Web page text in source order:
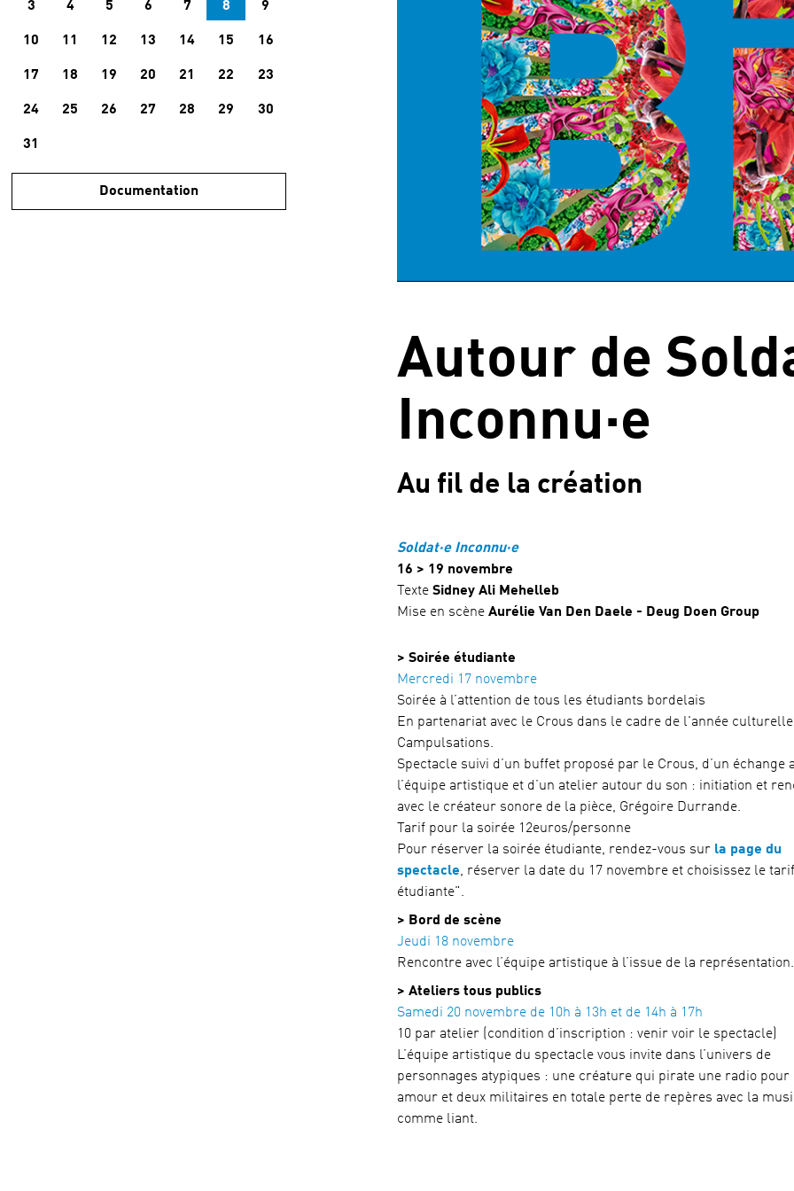
3 4 5 6 7 8 9
10 11 12 13 14 15 16
17 18 19 20 21 22 23
24 25 26 27 28 29 30
31
Documentation
Autour de
Inconnu·e
Au fil de la création
Soldat·e Inconnu·e
16 > 19 novembre
Texte Sidney Ali Mehelleb
Mise en scène Aurélie Van Den Daele - Deug Doen Group
> Soirée étudiante
Mercredi 17 novembre
Soirée à l’attention de tous les étudiants bordelais
En partenariat avec le Crous dans le cadre de l'année culturelle
Campulsations.
Spectacle suivi d’un buffet proposé par le Crous, d’un échange
l’équipe artistique et d’un atelier autour du son : initiation et
avec le créateur sonore de la pièce, Grégoire Durrande.
Tarif pour la soirée 12euros/personne
Pour réserver la soirée étudiante, rendez-vous sur la page du
spectacle, réserver la date du 17 novembre et choisissez le
étudiante".
> Bord de scène
Jeudi 18 novembre
Rencontre avec l’équipe artistique à l’issue de la représentation.
> Ateliers tous publics
Samedi 20 novembre de 10h à 13h et de 14h à 17h
10 par atelier (condition d’inscription : venir voir le spectacle)
L’équipe artistique du spectacle vous invite dans l’univers de
personnages atypiques : une créature qui pirate une radio pour
amour et deux militaires en totale perte de repères avec la
comme liant.